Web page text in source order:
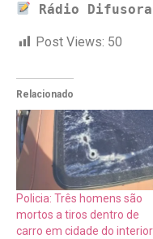
Rádio
Post Views: 50
Relacionado
Policia: Três homens são
mortos a tiros dentro de
carro em cidade do interior